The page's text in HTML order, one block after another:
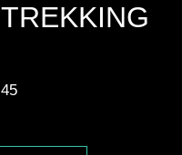
Verkoopprijs